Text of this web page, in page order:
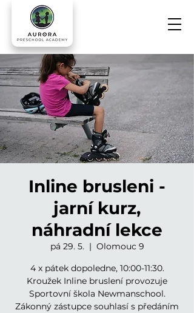
Inline brusleni -
jarní kurz,
náhradní lekce
pá 29. 5.
  |
Olomouc 9
4 x pátek dopoledne, 10:00-11:30.
Kroužek Inline bruslení provozuje
Sportovní škola Newmanschool.
Zákonný zástupce souhlasí s předáním